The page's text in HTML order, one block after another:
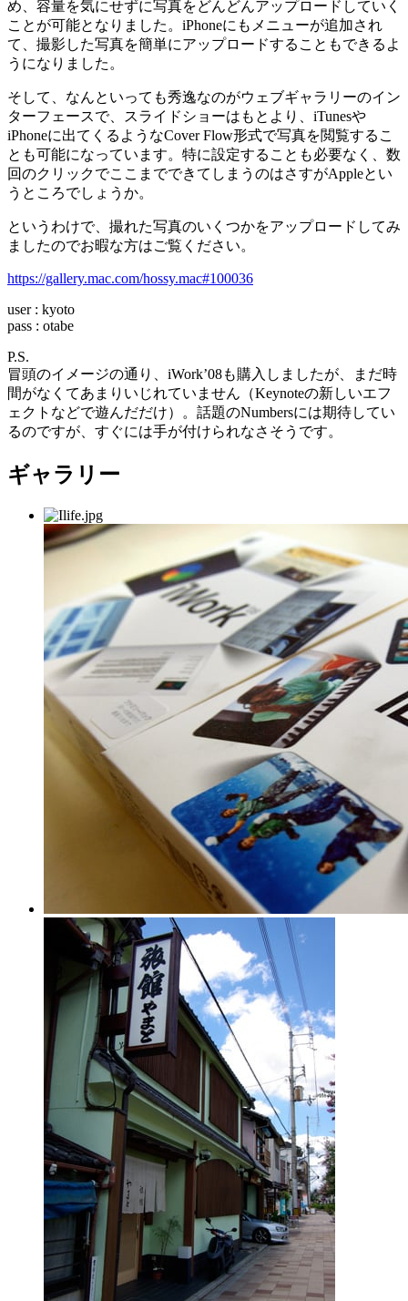
め、容量を気にせずに写真をどんどんアップロードしていく
ことが可能となりました。iPhoneにもメニューが追加され
て、撮影した写真を簡単にアップロードすることもできるよ
うになりました。
そして、なんといっても秀逸なのがウェブギャラリーのイン
ターフェースで、スライドショーはもとより、iTunesや
iPhoneに出てくるようなCover Flow形式で写真を閲覧するこ
とも可能になっています。特に設定することも必要なく、数
回のクリックでここまでできてしまうのはさすがAppleとい
うところでしょうか。
というわけで、撮れた写真のいくつかをアップロードしてみ
ましたのでお暇な方はご覧ください。
https://gallery.mac.com/hossy.mac#100036
user : kyoto
pass : otabe
P.S.
冒頭のイメージの通り、iWork’08も購入しましたが、まだ時
間がなくてあまりいじれていません（Keynoteの新しいエフ
ェクトなどで遊んだだけ）。話題のNumbersには期待してい
るのですが、すぐには手が付けられなさそうです。
ギャラリー